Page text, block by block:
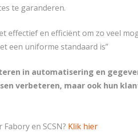
te garanderen.
effectief en efficiënt om zo veel
een uniforme standaard is”
in automatisering en
verbeteren, maar ook hun
en SCSN? Klik hier